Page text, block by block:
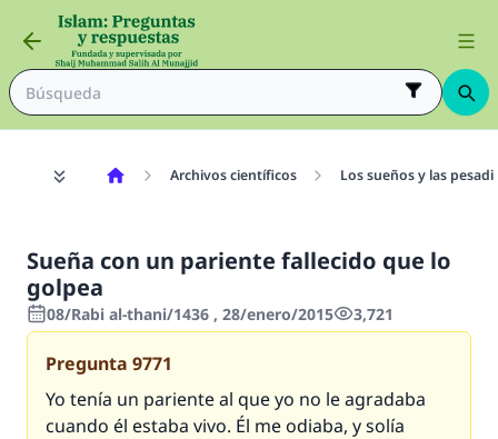
Archivos científicos Los sueños y las
Sueña con un pariente fallecido que lo
golpea
08/Rabi al-thani/1436 , 28/enero/2015 3,721
Pregunta 9771
Yo tenía un pariente al que yo no le agradaba
cuando él estaba vivo. Él me odiaba, y solía